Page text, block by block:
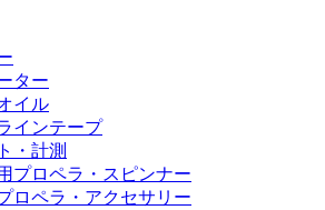
ター
イル
インテープ
・計測
プロペラ・スピンナー
ロペラ・アクセサリー